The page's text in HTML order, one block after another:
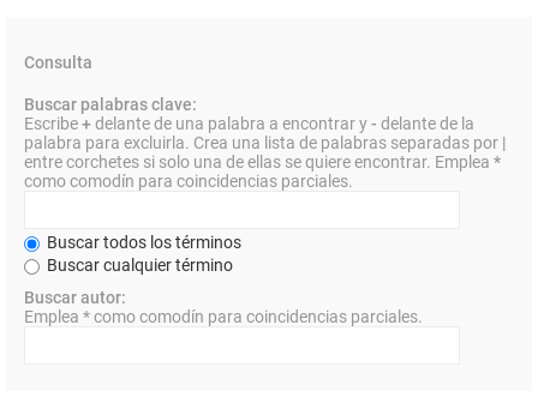
Consulta
Buscar palabras clave:
Escribe+delante de una palabra a encontrar y- delante de la
palabra para excluirla. Crea una lista de palabras separadas por |
entre corchetes si solo una de ellas se quiere encontrar. Emplea *
como comodín para coincidencias parciales.
Buscar todos los términos
Buscar cualquier término
Buscar autor:
Emplea * como comodín para coincidencias parciales.